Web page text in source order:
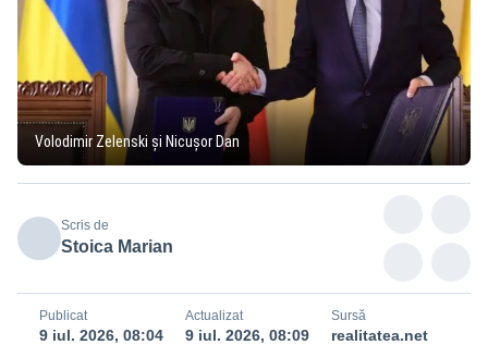
Volodimir Zelenski și Nicușor Dan
Scris de
Stoica Marian
Publicat
9 iul. 2026, 08:04
Actualizat
9 iul. 2026, 08:09
Sursă
realitatea.net